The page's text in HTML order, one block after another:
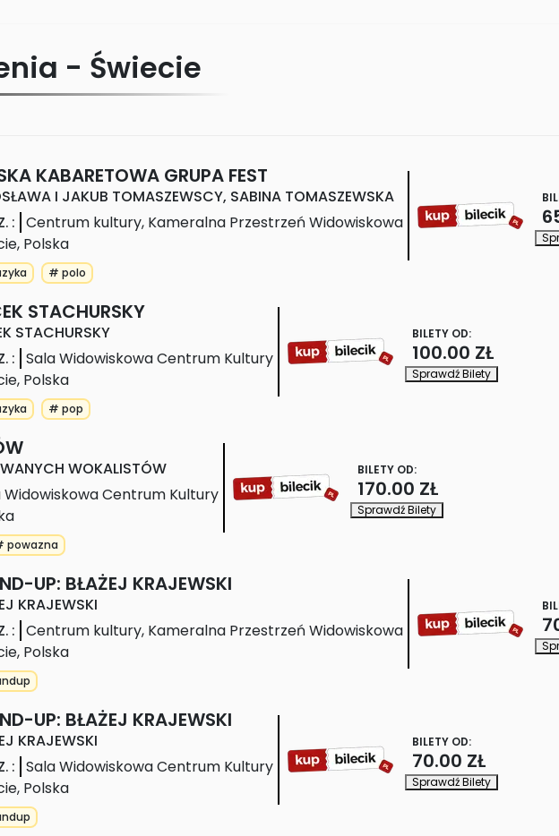
- Świecie
KABARETOWA GRUPA FEST
I JAKUB TOMASZEWSCY, SABINA TOMASZEWSKA
:
Centrum kultury, Kameralna Przestrzeń Widowiskowa
, Polska
# polo
STACHURSKY
STACHURSKY
:
Sala Widowiskowa Centrum Kultury
, Polska
# pop
BILETY OD:
100.00 ZŁ
Sprawdź Bilety
WOKALISTÓW
Widowiskowa Centrum Kultury
powazna
BILETY OD:
170.00 ZŁ
Sprawdź Bilety
UP: BŁAŻEJ KRAJEWSKI
KRAJEWSKI
:
Centrum kultury, Kameralna Przestrzeń Widowiskowa
, Polska
UP: BŁAŻEJ KRAJEWSKI
KRAJEWSKI
:
Sala Widowiskowa Centrum Kultury
, Polska
BILETY OD:
70.00 ZŁ
Sprawdź Bilety